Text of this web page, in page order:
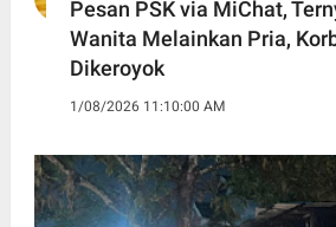
Pesan PSK via MiChat,
Wanita Melainkan Pria,
Dikeroyok
1/08/2026 11:10:00 AM